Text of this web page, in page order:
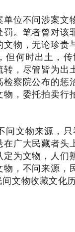
位不问涉案文
罚。笔者曾对
物，无论珍贵
但何时出土，
，尽管皆为
察院公布的
，委托拍卖行
问文物来源，
广大民藏者
为文物，人
，不问来源
文物收藏文化